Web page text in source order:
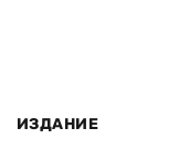
ИЗДАНИЕ